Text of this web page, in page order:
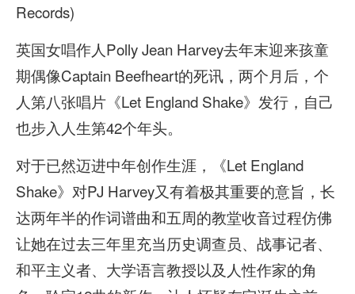
Records)
英国女唱作人Polly Jean Harvey去年末迎来孩童
期偶像Captain Beefheart的死讯，两个月后，个
人第八张唱片《Let England Shake》发行，自己
也步入人生第42个年头。
对于已然迈进中年创作生涯，《Let England
Shake》对PJ Harvey又有着极其重要的意旨，长
达两年半的作词谱曲和五周的教堂收音过程仿佛
让她在过去三年里充当历史调查员、战事记者、
和平主义者、大学语言教授以及人性作家的角